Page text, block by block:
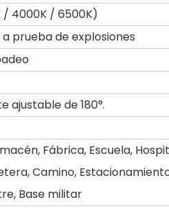
/ 4000K / 6500K)
prueba de explosiones
ajustable de 180°.
Fábrica, Escuela,
Camino,
Base militar